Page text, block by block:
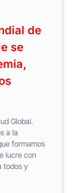
de
se
Global.
a la
formamos
lucre con
todos y